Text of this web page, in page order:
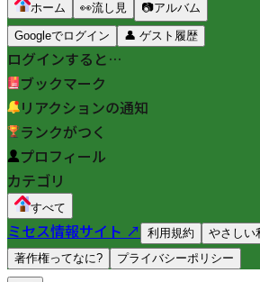
ホーム
👀流し見 📷アルバム
Googleでログイン 👤 ゲスト履歴
ログインすると…
ブックマーク
リアクションの通知
ランクがつく
プロフィール
カテゴリ
すべて
ミセス情報サイト ↗ 利用規約 やさしい
著作権ってなに?
プライバシーポリシー